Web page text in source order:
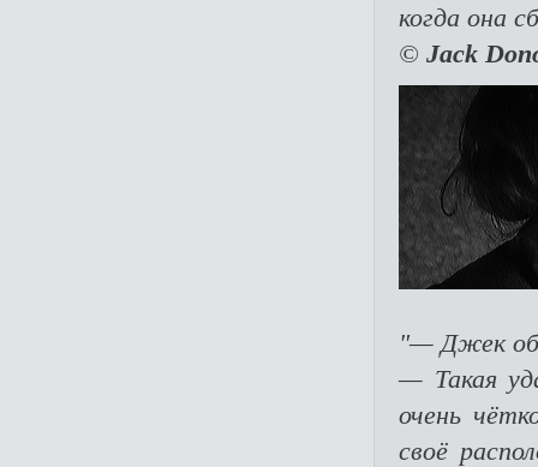
когда она
© Jack
"— Джек
— Такая
очень
своё